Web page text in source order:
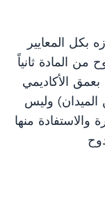
بكل المعايير
من المادة ثانياً
بعمق الأكاديمي
الميدان) وليس
والاستفادة منها